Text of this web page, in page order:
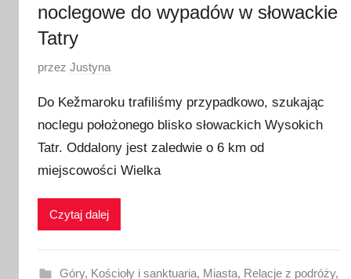
noclegowe do wypadów w słowackie
Tatry
O
u
b
l
i
w
n
przez Justyna
Do Kežmaroku trafiliśmy przypadkowo, szukając
noclegu położonego blisko słowackich Wysokich
Tatr. Oddalony jest zaledwie o 6 km od
miejscowości Wielka
Czytaj dalej
Góry, Kościoły i sanktuaria, Miasta, Relacje z podróży,